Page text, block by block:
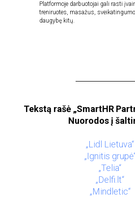
Platformoje darbuotojai gali rasti
treniruotes, masažus,
daugybę kitų.
Tekstą rašė „SmartHR
Nuorodos į
„Lidl Lietuva“
„Ignitis
„Telia“
„Delfi.lt“
„Mindletic“